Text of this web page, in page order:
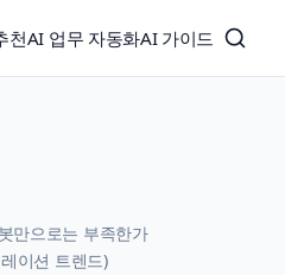
천AI 업무 자동화AI 가이드
만으로는 부족한가
이션 트렌드)